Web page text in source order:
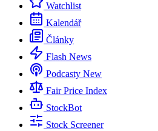
Watchlist
Kalendář
Články
Flash News
Podcasty New
Fair Price Index
StockBot
Stock Screener